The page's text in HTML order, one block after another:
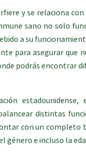
y se relaciona con
sano no solo
a su
para asegurar que
podrás encontrar
estadounidense,
distintas
con un completo
género e incluso la